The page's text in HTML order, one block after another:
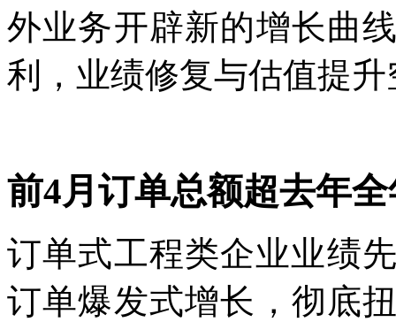
外业务开辟新的增长曲
利，业绩修复与估值提
前4月订单总额超去年
订单式工程类企业业绩
订单爆发式增长，彻底